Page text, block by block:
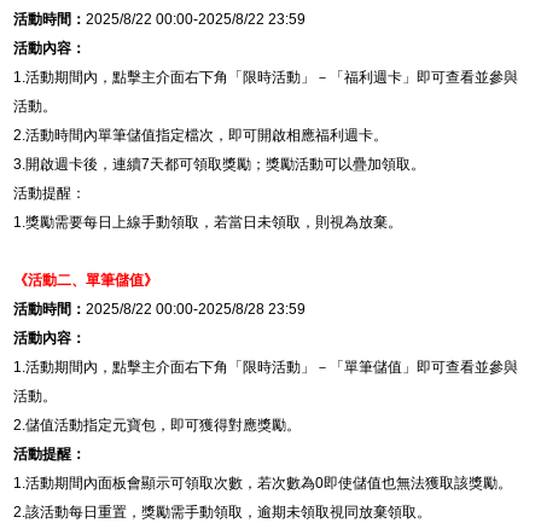
活動時間：2025/8/22 00:00-2025/8/22 23:59
活動內容：
1.活動期間內，點擊主介面右下角「限時活動」－「福利週卡」即可查看並參與
活動。
2.活動時間內單筆儲值指定檔次，即可開啟相應福利週卡。
3.開啟週卡後，連續7天都可領取獎勵；獎勵活動可以疊加領取。
活動提醒：
1.獎勵需要每日上線手動領取，若當日未領取，則視為放棄。
《活動二、單筆儲值》
活動時間：2025/8/22 00:00-2025/8/28 23:59
活動內容：
1.活動期間內，點擊主介面右下角「限時活動」－「單筆儲值」即可查看並參與
活動。
2.儲值活動指定元寶包，即可獲得對應獎勵。
活動提醒：
1.活動期間內面板會顯示可領取次數，若次數為0即使儲值也無法獲取該獎勵。
2.該活動每日重置，獎勵需手動領取，逾期未領取視同放棄領取。